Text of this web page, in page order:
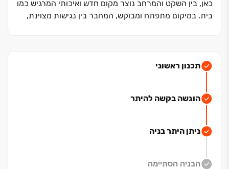
כאן, בין השקט והמרחב נוצר מקום חדש ואיכותי המרגיש כמו
בית. במיקום מתפתח ומבוקש, המחבר בין נגישות מצוינת,
היתר! פרויקט בוטיק חדש הנבנה בשכונת שער העיר,
ופסטורלי.
שכולו תכנון עירוני חכם שכבר קורם עור וגידים (אחד
הפארקים היפים והחדשניים בדרום ובישראל בכלל ‏- המשכו
חיים.
תכנון ראשוני
הוגשה בקשה להיתר
ניתן היתר בניה
הבניה הסתיימה